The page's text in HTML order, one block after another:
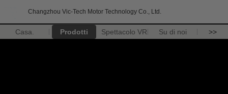
Changzhou Vic-Tech Motor Technology Co., Ltd.
Casa. Prodotti Spettacolo VR Su di noi >>